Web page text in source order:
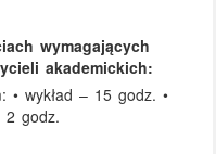
wymagających
akademickich:
wykład – 15 godz. •
2 godz.